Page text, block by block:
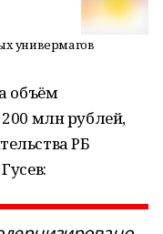
универмагов
объём
млн рублей,
РБ